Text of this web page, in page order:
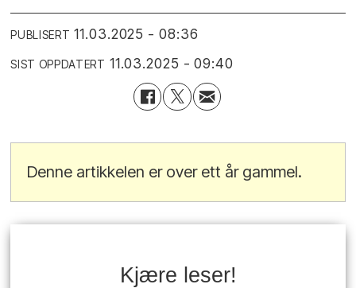
PUBLISERT 11.03.2025 - 08:36
SIST OPPDATERT 11.03.2025 - 09:40
Denne artikkelen er over ett år gammel.
Kjære leser!